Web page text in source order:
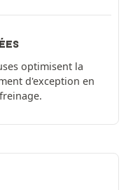
optimisent la
d'exception en